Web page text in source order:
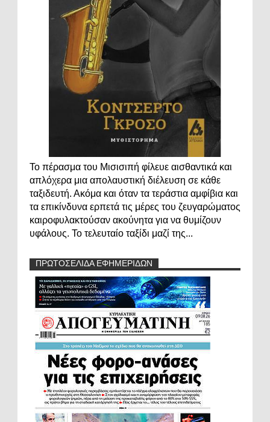
Το πέρασμα του Μισισιπή φίλευε αισθαντικά και
απλόχερα μια απολαυστική διέλευση σε κάθε
ταξιδευτή. Ακόμα και όταν τα τεράστια αμφίβια και
τα επικίνδυνα ερπετά τις μέρες του ζευγαρώματος
καιροφυλακτούσαν ακούνητα για να θυμίζουν
υφάλους. Το τελευταίο ταξίδι μαζί της...
ΠΡΩΤΟΣΕΛΙΔΑ ΕΦΗΜΕΡΙΔΩΝ